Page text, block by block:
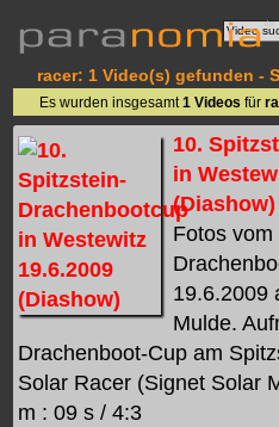
racer: 1 Video(s) gefunden -
Es wurden insgesamt 1 Videos für
10.
in
(Diashow)
Fotos
19.6.2009
Mulde.
Drachenboot-Cup am
Solar Racer (Signet Solar
m : 09 s / 4:3